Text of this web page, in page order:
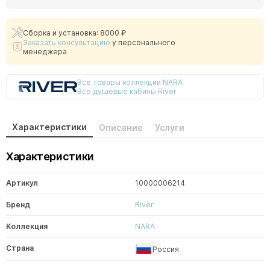
Сборка и установка: 8000 ₽
Заказать консультацию у персонального
менеджера
Все товары коллекции NARA
Все душевые кабины River
Характеристики Описание Услуги
Характеристики
Артикул 10000006214
Бренд River
Коллекция NARA
Страна Россия